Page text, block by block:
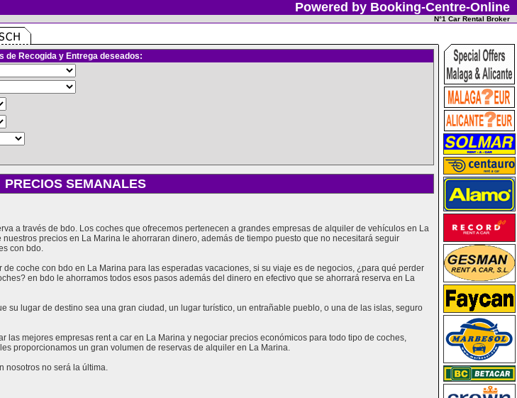
Powered by Booking-Centre-Online
N°1 Car Rental Broker
de Recogida y Entrega deseados:
PRECIOS SEMANALES
a través de bdo. Los coches que ofrecemos pertenecen a grandes empresas de alquiler de vehículos en La
precios en La Marina le ahorraran dinero, además de tiempo puesto que no necesitará seguir
con bdo.
coche con bdo en La Marina para las esperadas vacaciones, si su viaje es de negocios, ¿para qué perder
en bdo le ahorramos todos esos pasos además del dinero en efectivo que se ahorrará reserva en La
su lugar de destino sea una gran ciudad, un lugar turístico, un entrañable pueblo, o una de las islas, seguro
las mejores empresas rent a car en La Marina y negociar precios económicos para todo tipo de coches,
proporcionamos un gran volumen de reservas de alquiler en La Marina.
nosotros no será la última.